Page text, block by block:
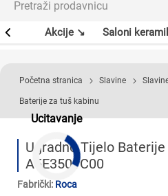
Akcije ↘ Saloni
Ucitavanje
Početna stranica Slavine
Baterije za tuš kabinu
Ugradno Tijelo Baterije
A5E3501C00
Fabrički: Roca